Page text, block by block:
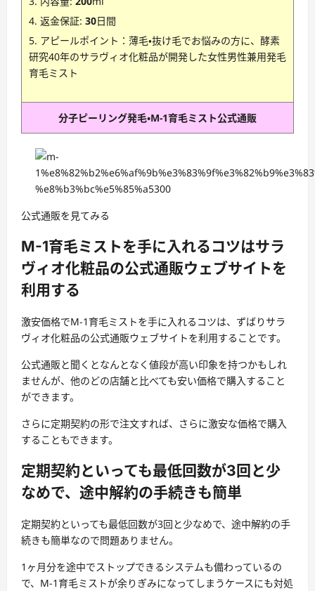
返金保証: 30日間
アピールポイント：薄毛・抜け毛でお悩みの方に、酵素
研究40年のサラヴィオ化粧品が開発した女性男性兼用発毛
育毛ミスト
分子ピーリング発毛・M-1育毛ミスト公式通販
公式通販を見てみる
M-1育毛ミストを手に入れるコツはサラ
ヴィオ化粧品の公式通販ウェブサイトを
利用する
激安価格でM-1育毛ミストを手に入れるコツは、ずばりサラ
ヴィオ化粧品の公式通販ウェブサイトを利用することです。
公式通販と聞くとなんとなく値段が高い印象を持つかもしれ
ませんが、他のどの店舗と比べても安い価格で購入すること
ができます。
さらに定期契約の形で注文すれば、さらに激安な価格で購入
することもできます。
定期契約といっても最低回数が3回と少
なめで、途中解約の手続きも簡単
定期契約といっても最低回数が3回と少なめで、途中解約の手
続きも簡単なので問題ありません。
1ヶ月分を途中でストップできるシステムも備わっているの
で、M-1育毛ミストが余りぎみになってしまうケースにも対処